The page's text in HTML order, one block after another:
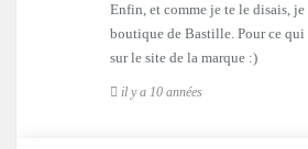
Enfin, et comme je te le disais,
boutique de Bastille. Pour ce qui
sur le site de la marque :)
il y a 10 années